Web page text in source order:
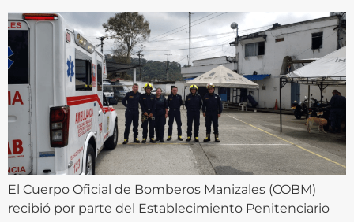
El Cuerpo Oficial de Bomberos Manizales (COBM)
recibió por parte del Establecimiento Penitenciario